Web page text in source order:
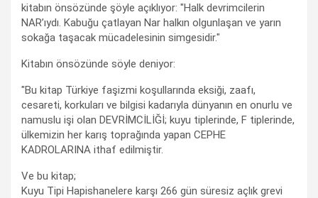
kitabın önsözünde şöyle açıklıyor: "Halk devrimcilerin
NAR’ıydı. Kabuğu çatlayan Nar halkın olgunlaşan ve yarın
sokağa taşacak mücadelesinin simgesidir."
Kitabın önsözünde söyle deniyor:
"Bu kitap Türkiye faşizmi koşullarında eksiği, zaafı,
cesareti, korkuları ve bilgisi kadarıyla dünyanın en onurlu ve
namuslu işi olan DEVRİMCİLİĞİ; kuyu tiplerinde, F tiplerinde,
ülkemizin her karış toprağında yapan CEPHE
KADROLARINA ithaf edilmiştir.
Ve bu kitap;
Kuyu Tipi Hapishanelere karşı 266 gün süresiz açlık grevi